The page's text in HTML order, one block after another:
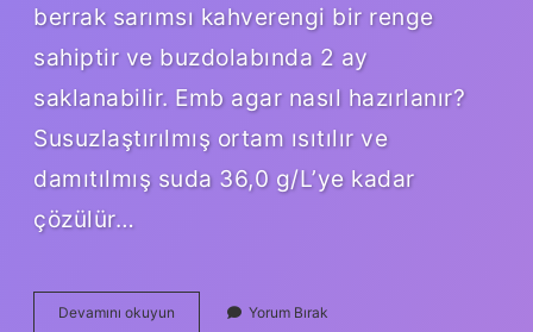
berrak sarımsı kahverengi bir renge
sahiptir ve buzdolabında 2 ay
saklanabilir. Emb agar nasıl hazırlanır?
Susuzlaştırılmış ortam ısıtılır ve
damıtılmış suda 36,0 g/L’ye kadar
çözülür…
Devamını okuyun Yorum Bırak